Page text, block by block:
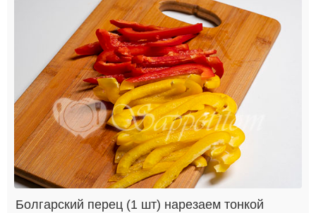
Болгарский перец (1 шт) нарезаем тонкой